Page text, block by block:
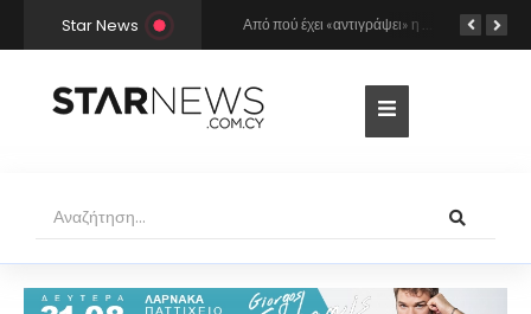
Star News Από πού έχει «αντιγράψει» η Άννα Βίσση και ο Νίκος Καρβέλας τη σούπερ επιτυχία «Σε περίπτωση που…»; Το βρήκε ο Mr Music